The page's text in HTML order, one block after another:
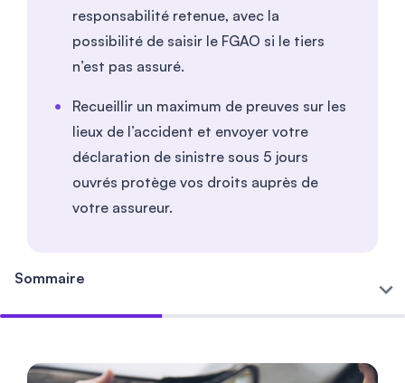
responsabilité retenue, avec la
possibilité de saisir le FGAO si le tiers
n’est pas assuré.
Recueillir un maximum de preuves sur les
lieux de l’accident et envoyer votre
déclaration de sinistre sous 5 jours
ouvrés protège vos droits auprès de
votre assureur.
Sommaire